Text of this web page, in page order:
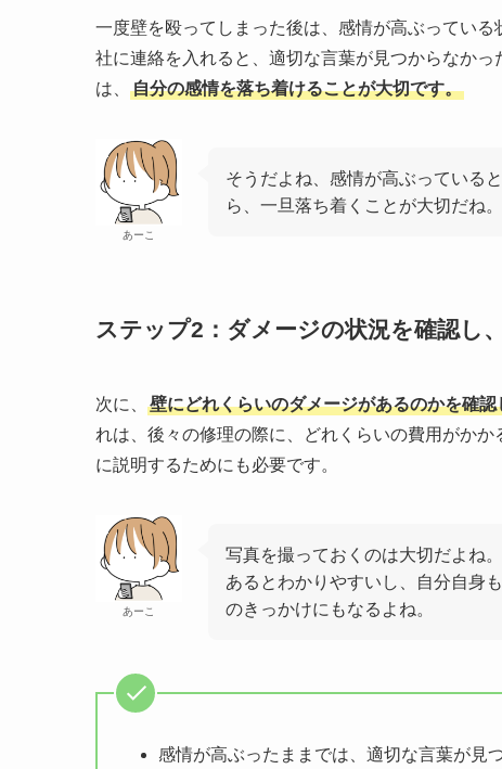
一度壁を殴ってしまった後は、感情が高ぶってい
社に連絡を入れると、適切な言葉が見つからなか
は、
自分の感情を落ち着けることが大切です。
あーこ
そうだよね、感情が高ぶっている
ら、一旦落ち着くことが大切だね。
ステップ2：ダメージの状況を確認し
次に、 壁にどれくらいのダメージがあるのかを確認
れは、後々の修理の際に、どれくらいの費用がか
に説明するためにも必要です。
あーこ
写真を撮っておくのは大切だよね
あるとわかりやすいし、自分自身
のきっかけにもなるよね。
感情が高ぶったままでは、適切な言葉が見